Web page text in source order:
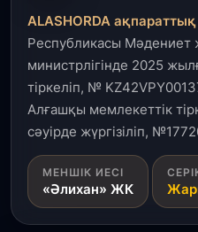
31 шілде, 2026
Ақмола облысындағы
ұстаздар «Әділет»
айтты
31 шілде, 2026
ҚР Президенті Орталық
ұзақмерзімді
ұсынды
ALASHORDA ақпараттық
Республикасы Мәдениет
министрлігінде 2025
тіркеліп, №
Алғашқы мемлекеттік
сәуірде жүргізіліп,
МЕНШІК ИЕСІ
«Әлихан» ЖК